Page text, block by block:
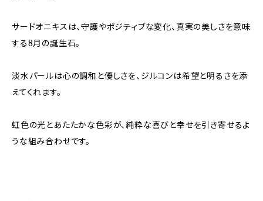
サードオニキスは、守護やポジティブな変化、真実の美しさを意味
する8月の誕生石。
淡水パールは心の調和と優しさを、ジルコンは希望と明るさを添
えてくれます。
虹色の光とあたたかな色彩が、純粋な喜びと幸せを引き寄せるよ
うな組み合わせです。